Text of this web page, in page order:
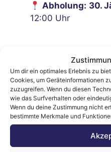
Um dir ein optimales Erlebnis zu
Cookies, um Geräteinformationen
zuzugreifen. Wenn du diesen
wie das Surfverhalten oder
Wenn du deine Zustimmung nicht
bestimmte Merkmale und
Abholung: 30.
12:00 Uhr
Laufend neue
Auktionen
Bieten, Gewinnen